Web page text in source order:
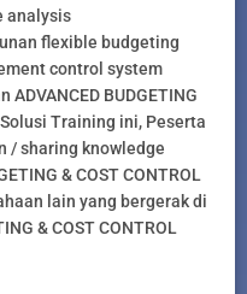
analysis
flexible budgeting
control system
BUDGETING
Training ini, Peserta
/ sharing knowledge
& COST CONTROL
lain yang bergerak di
& COST CONTROL